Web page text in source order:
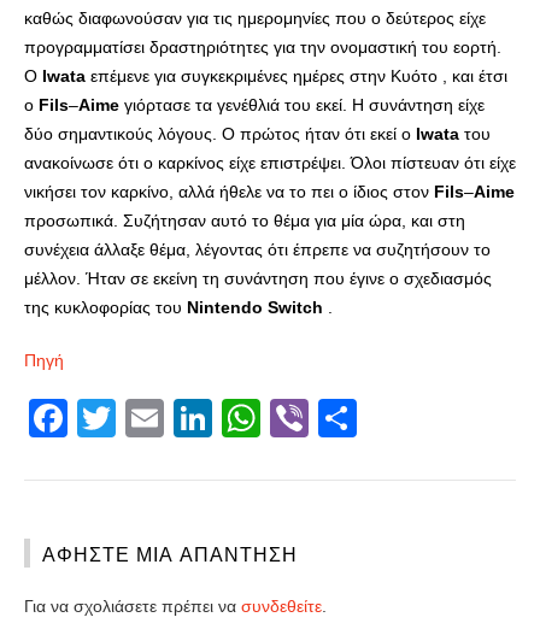
καθώς διαφωνούσαν για τις ημερομηνίες που ο δεύτερος είχε
προγραμματίσει δραστηριότητες για την ονομαστική του εορτή.
Ο Iwata επέμενε για συγκεκριμένες ημέρες στην Κυότο , και έτσι
ο Fils–Aime γιόρτασε τα γενέθλιά του εκεί. Η συνάντηση είχε
δύο σημαντικούς λόγους. Ο πρώτος ήταν ότι εκεί ο Iwata του
ανακοίνωσε ότι ο καρκίνος είχε επιστρέψει. Όλοι πίστευαν ότι είχε
νικήσει τον καρκίνο, αλλά ήθελε να το πει ο ίδιος στον Fils–Aime
προσωπικά. Συζήτησαν αυτό το θέμα για μία ώρα, και στη
συνέχεια άλλαξε θέμα, λέγοντας ότι έπρεπε να συζητήσουν το
μέλλον. Ήταν σε εκείνη τη συνάντηση που έγινε ο σχεδιασμός
της κυκλοφορίας του Nintendo Switch
Πηγή
Facebook
Twitter
EmailLinkedIn
WhatsApp
Viber
ΑΦΉΣΤΕ ΜΙΑ ΑΠΆΝΤΗΣΗ
Για να σχολιάσετε πρέπει να συνδεθείτε